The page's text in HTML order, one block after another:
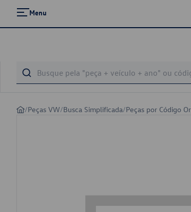
Menu
/Peças VW/Busca Simplificada/Peças por Código